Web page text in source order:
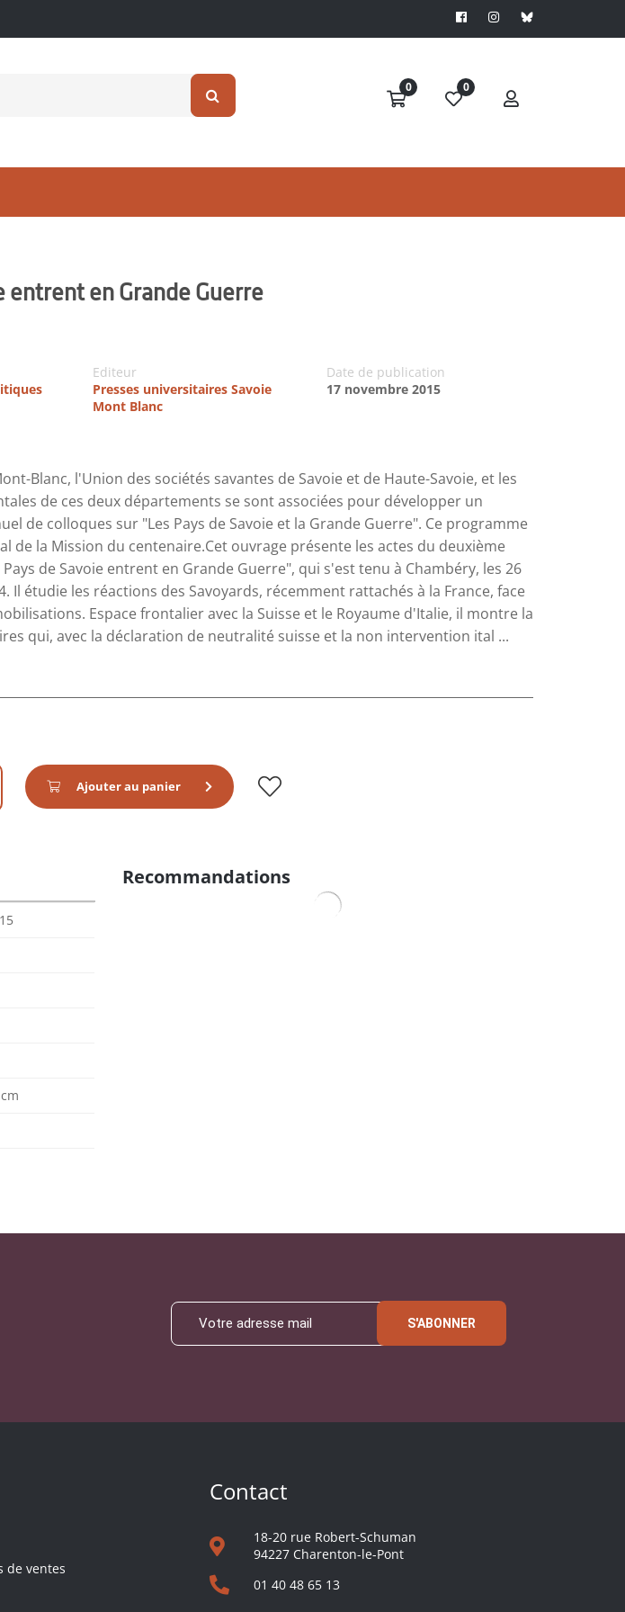
0 0
entrent en Grande Guerre
Editeur
Presses universitaires Savoie
Mont Blanc
Date de publication
17 novembre 2015
Blanc, l'Union des sociétés savantes de Savoie et de Haute-Savoie, et les
de ces deux départements se sont associées pour développer un
de colloques sur "Les Pays de Savoie et la Grande Guerre". Ce programme
de la Mission du centenaire.Cet ouvrage présente les actes du deuxième
de Savoie entrent en Grande Guerre", qui s'est tenu à Chambéry, les 26
Il étudie les réactions des Savoyards, récemment rattachés à la France, face
Espace frontalier avec la Suisse et le Royaume d'Italie, il montre la
qui, avec la déclaration de neutralité suisse et la non intervention ital ...
Ajouter au panier
Recommandations
S'ABONNER
de ventes
Contact
18-20 rue Robert-Schuman
94227 Charenton-le-Pont
01 40 48 65 13